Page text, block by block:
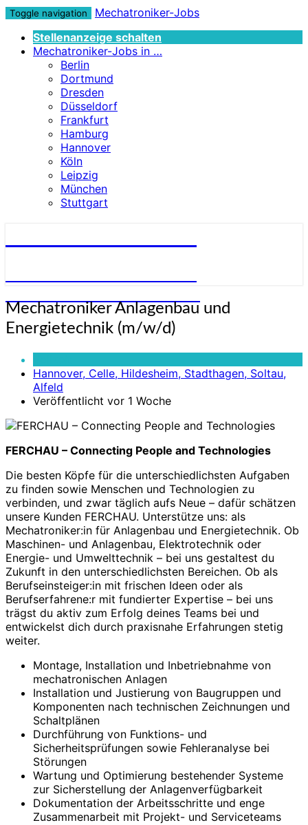
Toggle navigation
Mechatroniker-Jobs
Stellenanzeige schalten
Mechatroniker-Jobs in …
Berlin
Dortmund
Dresden
Düsseldorf
Frankfurt
Hamburg
Hannover
Köln
Leipzig
München
Stuttgart
Mechatroniker
Anlagenbau
und
(m/w/d)
Mechatroniker Anlagenbau und
Energietechnik (m/w/d)
Hannover, Celle, Hildesheim, Stadthagen, Soltau,
Alfeld
Veröffentlicht vor 1 Woche
FERCHAU – Connecting People and Technologies
Die besten Köpfe für die unterschiedlichsten Aufgaben
zu finden sowie Menschen und Technologien zu
verbinden, und zwar täglich aufs Neue – dafür schätzen
unsere Kunden FERCHAU. Unterstütze uns: als
Mechatroniker:in für Anlagenbau und Energietechnik. Ob
Maschinen- und Anlagenbau, Elektrotechnik oder
Energie- und Umwelttechnik – bei uns gestaltest du
Zukunft in den unterschiedlichsten Bereichen. Ob als
Berufseinsteiger:in mit frischen Ideen oder als
Berufserfahrene:r mit fundierter Expertise – bei uns
trägst du aktiv zum Erfolg deines Teams bei und
entwickelst dich durch praxisnahe Erfahrungen stetig
weiter.
Montage, Installation und Inbetriebnahme von
mechatronischen Anlagen
Installation und Justierung von Baugruppen und
Komponenten nach technischen Zeichnungen und
Schaltplänen
Durchführung von Funktions- und
Sicherheitsprüfungen sowie Fehleranalyse bei
Störungen
Wartung und Optimierung bestehender Systeme
zur Sicherstellung der Anlagenverfügbarkeit
Dokumentation der Arbeitsschritte und enge
Zusammenarbeit mit Projekt- und Serviceteams